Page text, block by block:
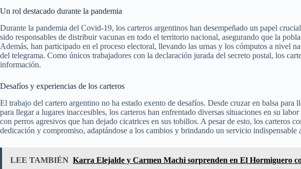
Un rol destacado durante la pandemia
Durante la pandemia del Covid-19, los carteros argentinos han desempeñado un papel
sido responsables de distribuir vacunas en todo el territorio nacional, asegurando que la
Además, han participado en el proceso electoral, llevando las urnas y los cómputos a nivel
del telegrama. Como únicos trabajadores con la declaración jurada del secreto postal, los
información.
Desafíos y experiencias de los carteros
El trabajo del cartero argentino no ha estado exento de desafíos. Desde cruzar en balsa para
para llegar a lugares inaccesibles, los carteros han enfrentado diversas situaciones en su
con perros agresivos que han dejado cicatrices en sus tobillos. A pesar de esto, los carteros
dedicación y compromiso, adaptándose a los cambios y brindando un servicio indispensable
LEE TAMBIÉN Karra Elejalde y Carmen Machi sorprenden en El Hormiguero